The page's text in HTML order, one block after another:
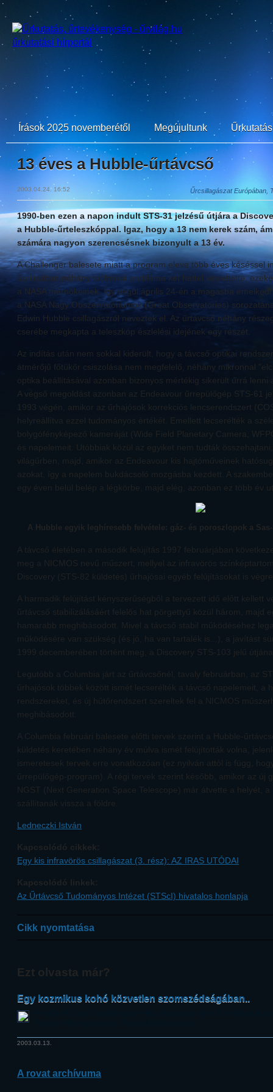
Írások 2025 novemberétől Megújultunk
13 éves a Hubble-űrtávcső
2003.04.24. 16:52 Űrcsillagászat Európában,
1990-ben ezen a napon indult STS-31 jelzésű útjára a
a Hubble-űrteleszkóppal. Igaz, hogy a 13 nem kerek szám,
számára nagyon szerencsésnek bizonyult a 13 év.
A Challenger balesete miatt a program eleve több éves késéssel
áprilisában néhány technikai probléma két héttel késleltette,
a NASA mérnökeinek. Így végül április 24-én a magasba
a NASA Nagy Obszervatóriumok (Great Observatories)
Edwin Hubble csillagászról neveztek el. Az űrtávcső néhány
cserébe megkapta a teleszkóp észlelési idejének egy részét.
Az indítás után nem sokkal kiderült, hogy a távcső optikai
átmérőjű főtükőr csiszolása nem megfelelő, néhány mikronnal
optika beállításával azonban bizonyos mértékig sikerült úrrá lenni
A végső megoldást azonban az Endeavour űrrepülőgép STS-61
1993 végén, amikor az űrhajósok korrekciós lencserendszert
helyreállítva ezzel tudományos értékét. Emellett lecserélték a
bolygófényképező kameráját (Wide Field Planetary Camera,
és napelemeit. Utóbbiak közül az egyiket nem tudták
világűrben, majd, amikor az Endeavour kis hajtóműveinek
azokat, így a napelem bukdácsoló mozgásba kezdett. A
egy éven belül belép a légkörbe, majd elég, azonban ez több év
A Hubble egyik leghíresebb felvétele: gáz- és poroszlopok a
A távcső életében a második felújítás 1997 februárjában
meg a NICMOS nevű műszert, mellyel az infravörös
Discovery (STS-82 küldetés) űrhajósai egyéb felújításokat is
A harmadik felújítást kényszerűségből a tervezett idő előtt kellett
űrtávcső stabilizálásáért felelős hat pörgettyű közül három, majd
hamarabb meghibásodott. Mivel a távcső stabil működéséhez
működésére van szükség (és jó, ha van tartalék is...), a javítást
1999 decemberében történt meg, a Discovery STS-103 jelű
Legutóbb a Columbia járt az űrtávcsőnél, tavaly februárban, az
űrhajósok többek között ismét lecserélték a távcső napelemeit, a
rendszereket, és új hűtőrendszert szereltek fel a NICMOS
meghibásodott.
A Columbia februári balesete előtti tervek szerint a Hubble-
küldetés keretében néhány év múlva ismét felújították volna,
ismeretesek tervek erre vonatkozóan (ez nyilván attól is függ,
űrrepülőgép-program). A régi tervek szerint később, amikor az új
NGST (Next Generation Space Telescope) már átvette a helyét,
szállítanák vissza a földre.
Ledneczki István
Kapcsolódó cikkek:
Egy kis infravörös csillagászat (3. rész): AZ IRAS UTÓDAI
Kapcsolódó linkek:
Az Űrtávcső Tudományos Intézet (STScI) hivatalos honlapja
Cikk nyomtatása
Ezt olvasta már?
Egy kozmikus kohó közvetlen szomszédságában..
2003.03.13.
A rovat archívuma